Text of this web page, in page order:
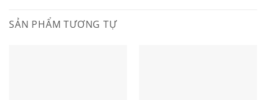
SẢN PHẨM TƯƠNG TỰ